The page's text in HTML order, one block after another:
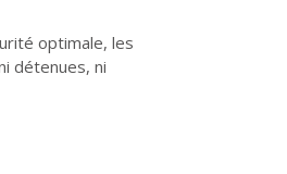
optimale, les
détenues, ni